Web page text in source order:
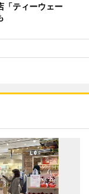
「ティーウェー